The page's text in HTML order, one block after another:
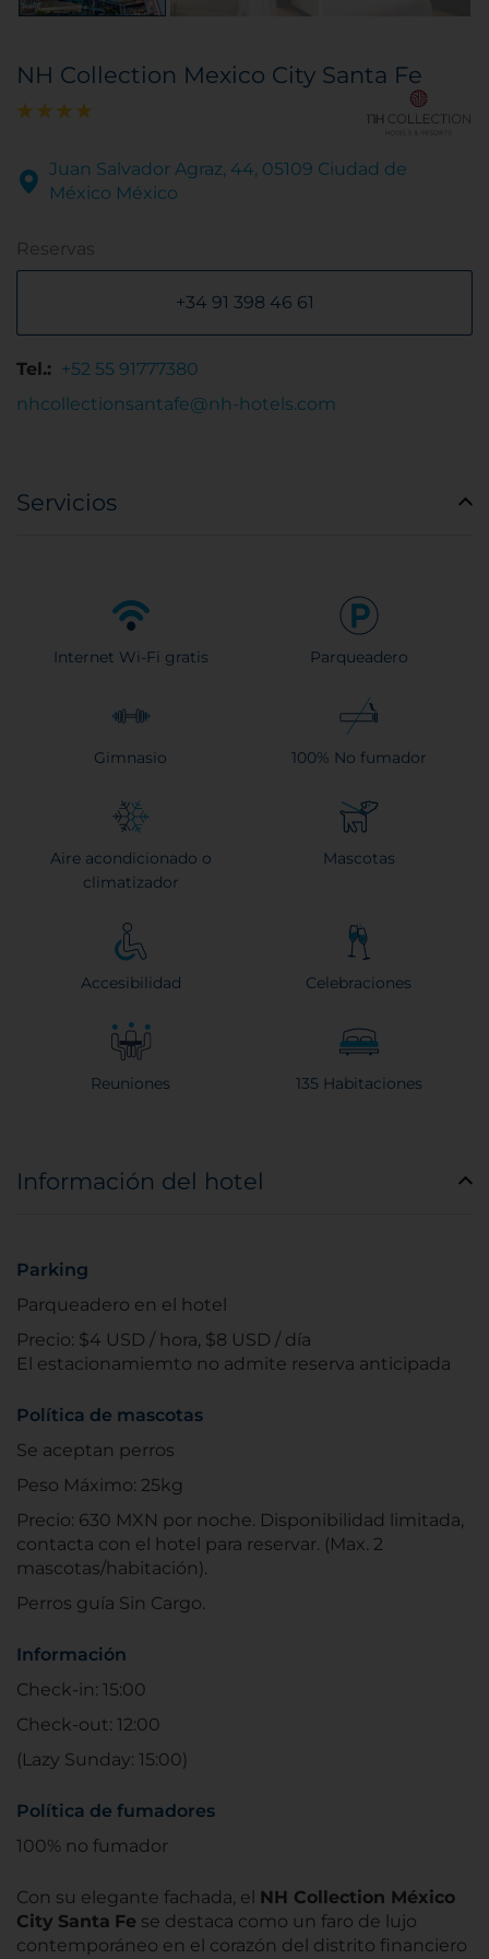
NH Collection Mexico City Santa Fe
Juan Salvador Agraz, 44, 05109 Ciudad de
México México
Reservas
+34 91 398 46 61
Tel.: +52 55 91777380
nhcollectionsantafe@nh-hotels.com
Servicios
Internet Wi-Fi gratis Parqueadero
Gimnasio 100% No fumador
Aire acondicionado o
climatizador
Mascotas
Accesibilidad Celebraciones
Reuniones 135 Habitaciones
Información del hotel
Parking
Parqueadero en el hotel
Precio: $4 USD / hora, $8 USD / día
El estacionamiemto no admite reserva anticipada
Política de mascotas
Se aceptan perros
Peso Máximo: 25kg
Precio: 630 MXN por noche. Disponibilidad limitada,
contacta con el hotel para reservar. (Max. 2
mascotas/habitación).
Perros guía Sin Cargo.
Información
Check-in: 15:00
Check-out: 12:00
(Lazy Sunday: 15:00)
Política de fumadores
100% no fumador
Con su elegante fachada, el NH Collection México
City Santa Fe se destaca como un faro de lujo
contemporáneo en el corazón del distrito financiero